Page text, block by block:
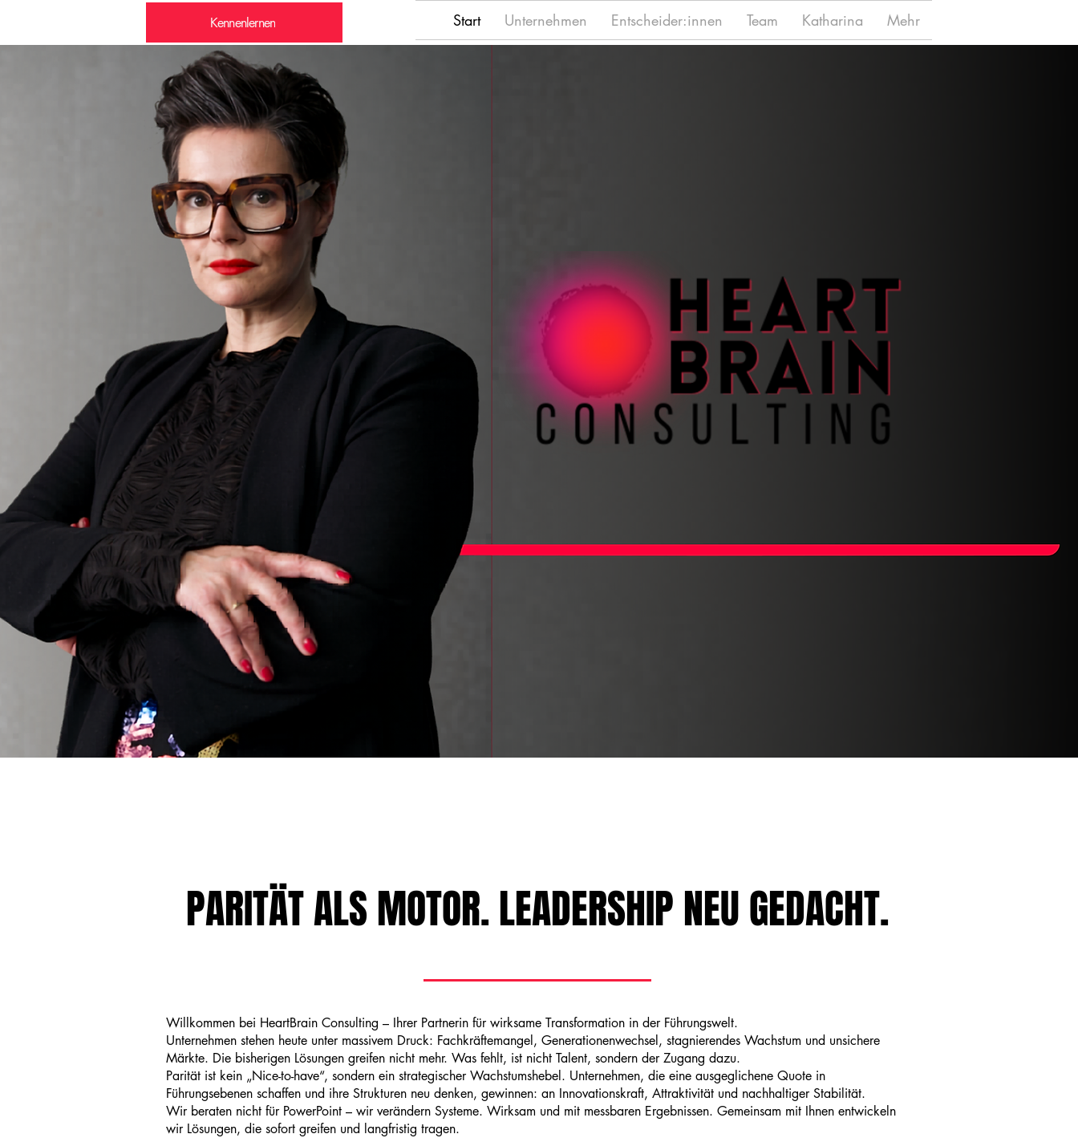
Kennenlernen Start Unternehmen Entscheider:innen Team Katharina Mehr
PARITÄT ALS MOTOR. LEADERSHIP NEU GEDACHT.
Willkommen bei HeartBrain Consulting – Ihrer Partnerin für wirksame Transformation in der Führungswelt.
Unternehmen stehen heute unter massivem Druck: Fachkräftemangel, Generationenwechsel, stagnierendes Wachstum und unsichere
Märkte. Die bisherigen Lösungen greifen nicht mehr. Was fehlt, ist nicht Talent, sondern der Zugang dazu.
Parität ist kein „Nice-to-have“, sondern ein strategischer Wachstumshebel. Unternehmen, die eine ausgeglichene Quote in
Führungsebenen schaffen und ihre Strukturen neu denken, gewinnen: an Innovationskraft, Attraktivität und nachhaltiger Stabilität.
Wir beraten nicht für PowerPoint – wir verändern Systeme. Wirksam und mit messbaren Ergebnissen. Gemeinsam mit Ihnen entwickeln
wir Lösungen, die sofort greifen und langfristig tragen.